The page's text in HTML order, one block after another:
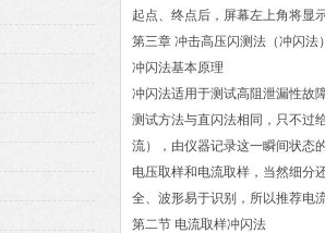
起点、终点后，屏幕左上角将显
第三章 冲击高压闪测法（冲闪法
冲闪法基本原理
冲闪法适用于测试高阻泄漏性故
测试方法与直闪法相同，只不过
流），由仪器记录这一瞬间状态
电压取样和电流取样，当然细分
全、波形易于识别，所以推荐电
第二节 电流取样冲闪法